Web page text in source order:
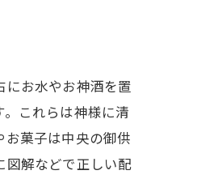
お水やお神酒を置
これらは神様に清
菓子は中央の御供
図解などで正しい配